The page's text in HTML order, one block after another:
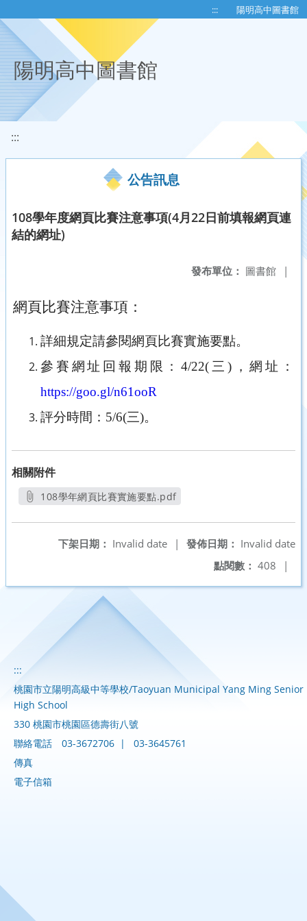
::: 陽明高中圖書館
陽明高中圖書館
:::
公告訊息
108學年度網頁比賽注意事項(4月22日前填報網頁連
結的網址)
發布單位： 圖書館 |
網頁比賽注意事項：
詳細規定請參閱網頁比賽實施要點。
參賽網址回報期限：4/22( 三 )，網址：
https://goo.gl/n61ooR
評分時間： 5/6(三)。
相關附件
108學年網頁比賽實施要點.pdf
發佈日期： Invalid date
下架日期： Invalid date
|
點閱數： 408 |
:::
桃園市立陽明高級中等學校/Taoyuan Municipal Yang Ming Senior
High School
330 桃園市桃園區德壽街八號
聯絡電話
03-3672706 |
03-3645761
傳真
電子信箱